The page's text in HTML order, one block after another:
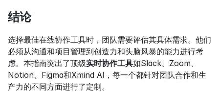
结论
选择最佳在线协作工具时，团队需要评估其具体需求。他们
必须从沟通和项目管理到创造力和头脑风暴的能力进行考
虑。本指南突出了顶级实时协作工具如Slack、Zoom、
Notion、Figma和Xmind AI，每一个都针对团队合作和生
产力的不同方面进行了定制。